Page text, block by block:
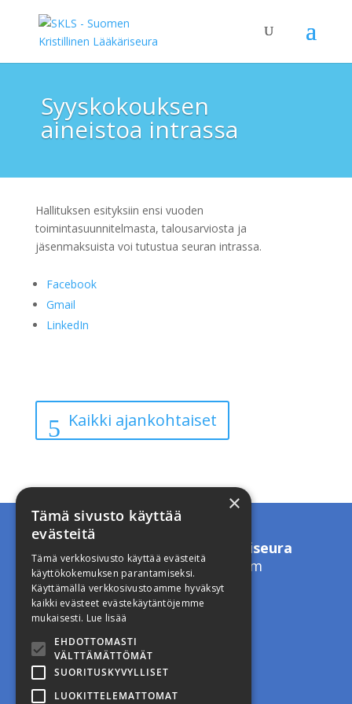
Syyskokouksen
aineistoa intrassa
Hallituksen esityksiin ensi vuoden
toimintasuunnitelmasta, talousarviosta ja
jäsenmaksuista voi tutustua seuran intrassa.
Facebook
Gmail
LinkedIn
Kaikki ajankohtaiset
Suomen Kristillinen Lääkäriseura
toimisto.skls(a)gmail.com
Seuraa
Intranet
×
Tämä sivusto käyttää
evästeitä
Tämä verkkosivusto käyttää evästeitä
käyttökokemuksen parantamiseksi.
Käyttämällä verkkosivustoamme hyväksyt
kaikki evästeet evästekäytäntöjemme
mukaisesti. Lue lisää
EHDOTTOMASTI
VÄLTTÄMÄTTÖMÄT
SUORITUSKYVYLLISET
LUOKITTELEMATTOMAT